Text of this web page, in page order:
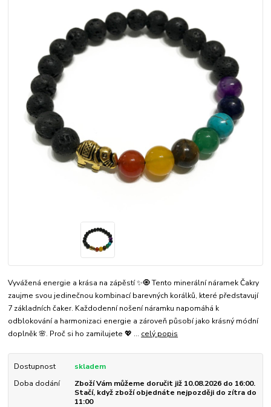
Vyvážená energie a krása na zápěstí ✨🧿 Tento minerální náramek Čakry
zaujme svou jedinečnou kombinací barevných korálků, které představují
7 základních čaker. Každodenní nošení náramku napomáhá k
odblokování a harmonizaci energie a zároveň působí jako krásný módní
doplněk 🌸. Proč si ho zamilujete 💖 ... celý popis
Dostupnost
skladem
Doba dodání
Zboží Vám můžeme doručit již 10.08.2026 do 16:00.
Stačí, když zboží objednáte nejpozději do zítra do
11:00